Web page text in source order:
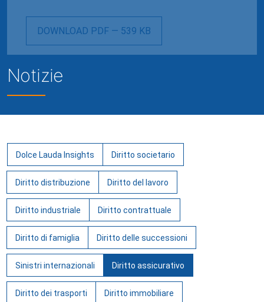
DOWNLOAD PDF — 539 KB
Notizie
Dolce Lauda Insights Diritto societario
Diritto distribuzione Diritto del lavoro
Diritto industriale Diritto contrattuale
Diritto di famiglia Diritto delle successioni
Sinistri internazionali Diritto assicurativo
Diritto dei trasporti Diritto immobiliare